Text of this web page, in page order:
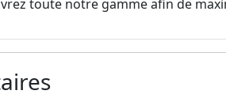
toute notre gamme afin de